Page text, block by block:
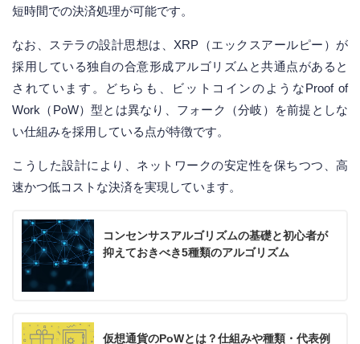
短時間での決済処理が可能です。
なお、ステラの設計思想は、XRP（エックスアールピー）が
採用している独自の合意形成アルゴリズムと共通点があると
されています。どちらも、ビットコインのようなProof of
Work（PoW）型とは異なり、フォーク（分岐）を前提としな
い仕組みを採用している点が特徴です。
こうした設計により、ネットワークの安定性を保ちつつ、高
速かつ低コストな決済を実現しています。
コンセンサスアルゴリズムの基礎と初心者が
抑えておきべき5種類のアルゴリズム
仮想通貨のPoWとは？仕組みや種類・代表例